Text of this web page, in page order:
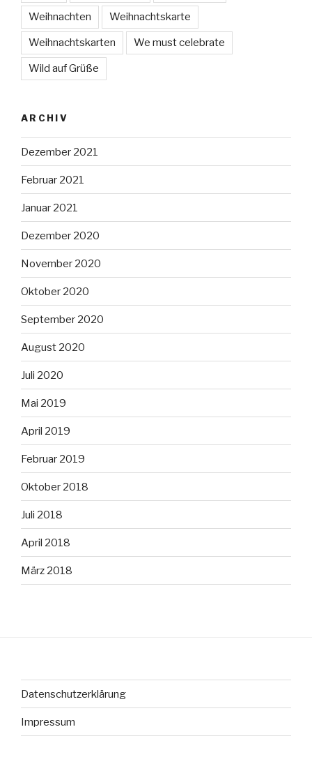
Weihnachten Weihnachtskarte
Weihnachtskarten We must celebrate
Wild auf Grüße
ARCHIV
Dezember 2021
Februar 2021
Januar 2021
Dezember 2020
November 2020
Oktober 2020
September 2020
August 2020
Juli 2020
Mai 2019
April 2019
Februar 2019
Oktober 2018
Juli 2018
April 2018
März 2018
Datenschutzerklärung
Impressum